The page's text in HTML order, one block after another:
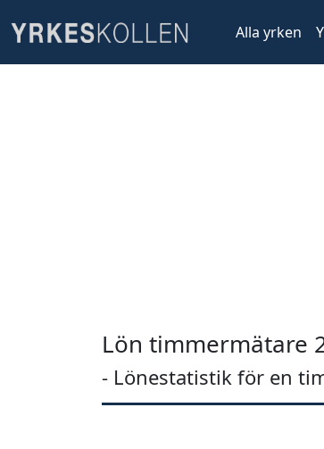
Alla yrken
Lön timmermätare
- Lönestatistik för en